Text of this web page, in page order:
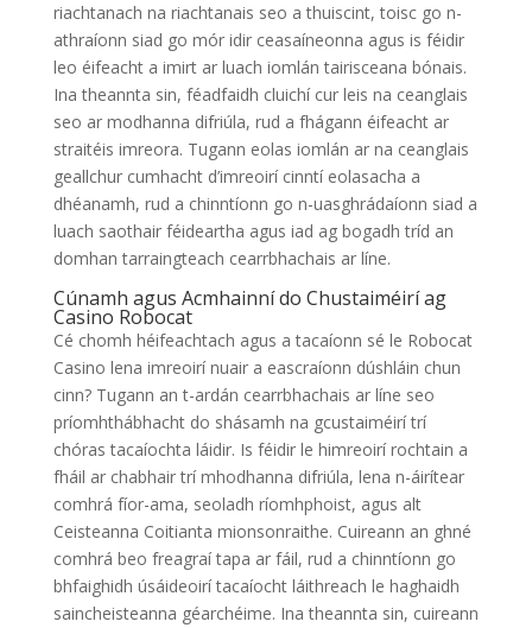
riachtanach na riachtanais seo a thuiscint, toisc go n-
athraíonn siad go mór idir ceasaíneonna agus is féidir
leo éifeacht a imirt ar luach iomlán tairisceana bónais.
Ina theannta sin, féadfaidh cluichí cur leis na ceanglais
seo ar modhanna difriúla, rud a fhágann éifeacht ar
straitéis imreora. Tugann eolas iomlán ar na ceanglais
geallchur cumhacht d’imreoirí cinntí eolasacha a
dhéanamh, rud a chinntíonn go n-uasghrádaíonn siad a
luach saothair féideartha agus iad ag bogadh tríd an
domhan tarraingteach cearrbhachais ar líne.
Cúnamh agus Acmhainní do Chustaiméirí ag
Casino Robocat
Cé chomh héifeachtach agus a tacaíonn sé le Robocat
Casino lena imreoirí nuair a eascraíonn dúshláin chun
cinn? Tugann an t-ardán cearrbhachais ar líne seo
príomhthábhacht do shásamh na gcustaiméirí trí
chóras tacaíochta láidir. Is féidir le himreoirí rochtain a
fháil ar chabhair trí mhodhanna difriúla, lena n-áirítear
comhrá fíor-ama, seoladh ríomhphoist, agus alt
Ceisteanna Coitianta mionsonraithe. Cuireann an ghné
comhrá beo freagraí tapa ar fáil, rud a chinntíonn go
bhfaighidh úsáideoirí tacaíocht láithreach le haghaidh
saincheisteanna géarchéime. Ina theannta sin, cuireann